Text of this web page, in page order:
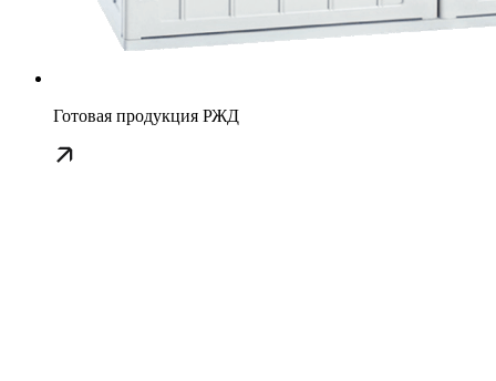
Готовая продукция РЖД